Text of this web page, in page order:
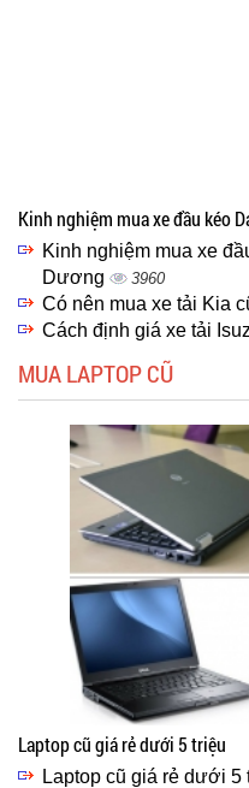
Kinh nghiệm mua xe đầu kéo
Kinh nghiệm mua xe
Dương
3960
Có nên mua xe tải Kia
Cách định giá xe tải
MUA LAPTOP CŨ
Laptop cũ giá rẻ dưới 5 triệu
Laptop cũ giá rẻ dưới 5